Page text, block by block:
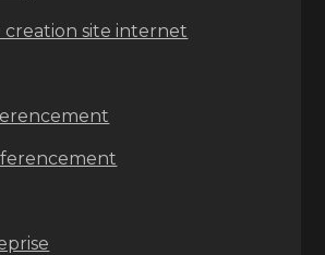
creation site internet